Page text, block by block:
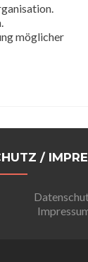
möglicher
/